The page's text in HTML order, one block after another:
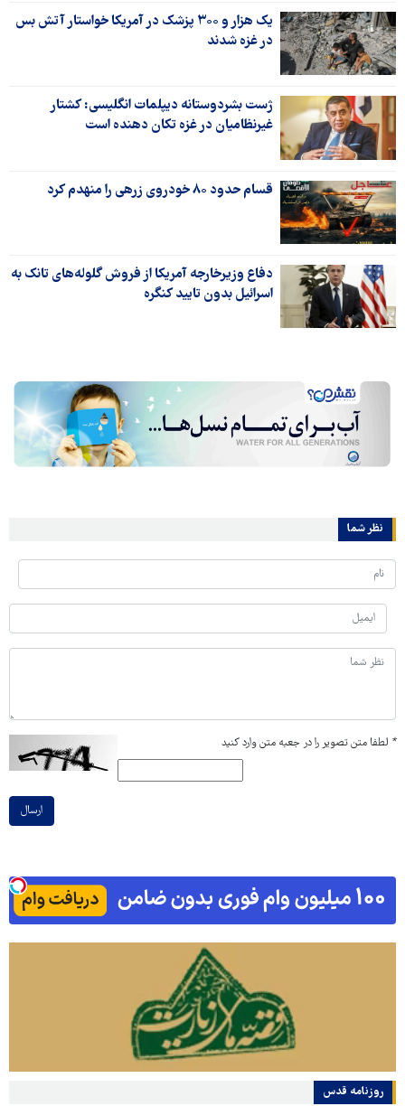
یک هزار و ۳۰۰ پزشک در آمریکا خواستار آتش بس
در غزه شدند
ژست بشردوستانه دیپلمات انگلیسی: کشتار
غیرنظامیان در غزه تکان دهنده است
قسام حدود ۸۰ خودروی زرهی را منهدم کرد
دفاع وزیرخارجه آمریکا از فروش گلوله‌های تانک به
اسرائیل بدون تایید کنگره
نظر شما
* لطفا متن تصویر را در جعبه متن وارد کنید
ارسال
روزنامه قدس